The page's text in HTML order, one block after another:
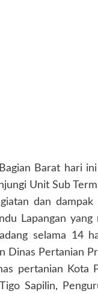
Barat hari
Unit Sub
dan
Lapangan
selama 14
Dinas Pertanian
pertanian Kota
Sapilin,